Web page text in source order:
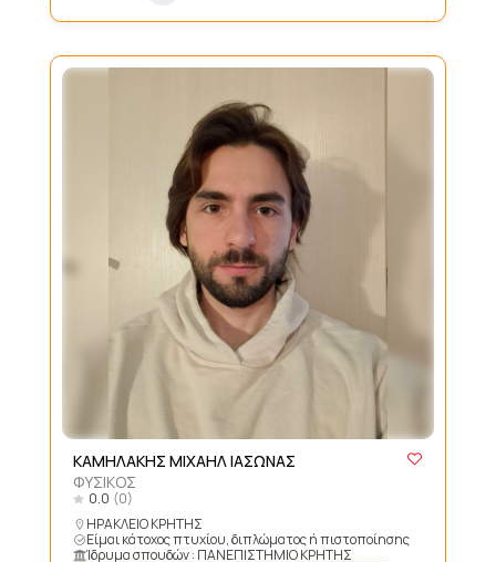
ΚΑΜΗΛΑΚΗΣ ΜΙΧΑΗΛ ΙΑΣΩΝΑΣ
ΦΥΣΙΚΟΣ
0.0 (0)
ΗΡΑΚΛΕΙΟ ΚΡΗΤΗΣ
Είμαι κάτοχος πτυχίου, διπλώματος ή πιστοποίησης
Ίδρυμα σπουδών : ΠΑΝΕΠΙΣΤΗΜΙΟ ΚΡΗΤΗΣ